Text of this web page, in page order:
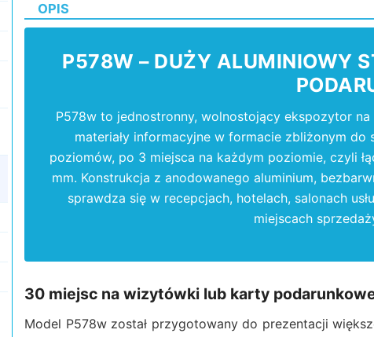
OPIS
P578W – DUŻY ALUMINIOWY
P578w to jednostronny, wolnostojący ekspozytor
materiały informacyjne w formacie zbliżonym
poziomów, po 3 miejsca na każdym poziomie, czyli
mm. Konstrukcja z anodowanego aluminium,
sprawdza się w recepcjach, hotelach, salonach
miejscach
30 miejsc na wizytówki lub karty
Model P578w został przygotowany do prezentacji